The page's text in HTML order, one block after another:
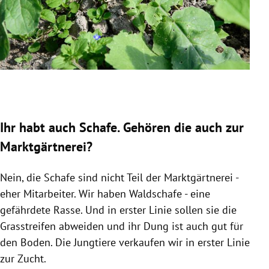
Ihr habt auch Schafe. Gehören die auch zur
Marktgärtnerei?
Nein, die Schafe sind nicht Teil der Marktgärtnerei -
eher Mitarbeiter. Wir haben Waldschafe - eine
gefährdete Rasse. Und in erster Linie sollen sie die
Grasstreifen abweiden und ihr Dung ist auch gut für
den Boden. Die Jungtiere verkaufen wir in erster Linie
zur Zucht.